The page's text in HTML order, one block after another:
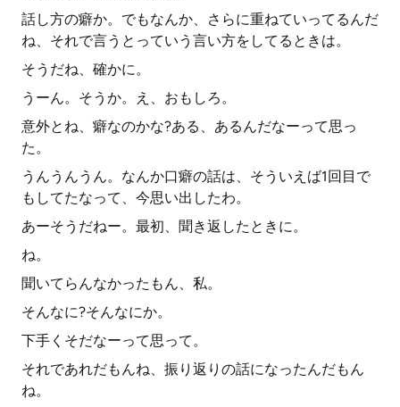
話し方の癖か。でもなんか、さらに重ねていってるんだ
ね、それで言うとっていう言い方をしてるときは。
そうだね、確かに。
うーん。そうか。え、おもしろ。
意外とね、癖なのかな?ある、あるんだなーって思っ
た。
うんうんうん。なんか口癖の話は、そういえば1回目で
もしてたなって、今思い出したわ。
あーそうだねー。最初、聞き返したときに。
ね。
聞いてらんなかったもん、私。
そんなに?そんなにか。
下手くそだなーって思って。
それであれだもんね、振り返りの話になったんだもん
ね。